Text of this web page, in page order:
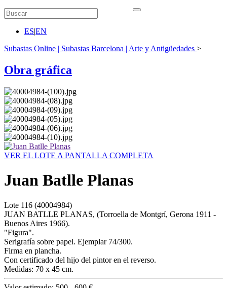
ES|EN
Subastas Online | Subastas Barcelona | Arte y Antigüedades >
Obra gráfica
VER EL LOTE A PANTALLA COMPLETA
Juan Batlle Planas
Lote 116 (40004984)
JUAN BATLLE PLANAS, (Torroella de Montgrí, Gerona 1911 -
Buenos Aires 1966).
"Figura".
Serigrafía sobre papel. Ejemplar 74/300.
Firma en plancha.
Con certificado del hijo del pintor en el reverso.
Medidas: 70 x 45 cm.